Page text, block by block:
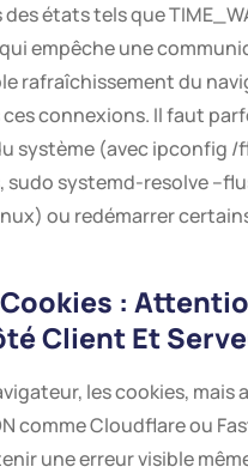
états tels que
qui empêche une
rafraîchissement du
connexions. Il faut
système (avec ipconfig
sudo systemd-resolve
ou redémarrer
:
Client Et
les cookies, mais
comme Cloudflare ou
une erreur visible